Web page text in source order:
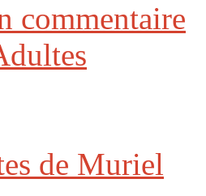
commentaire
de Muriel